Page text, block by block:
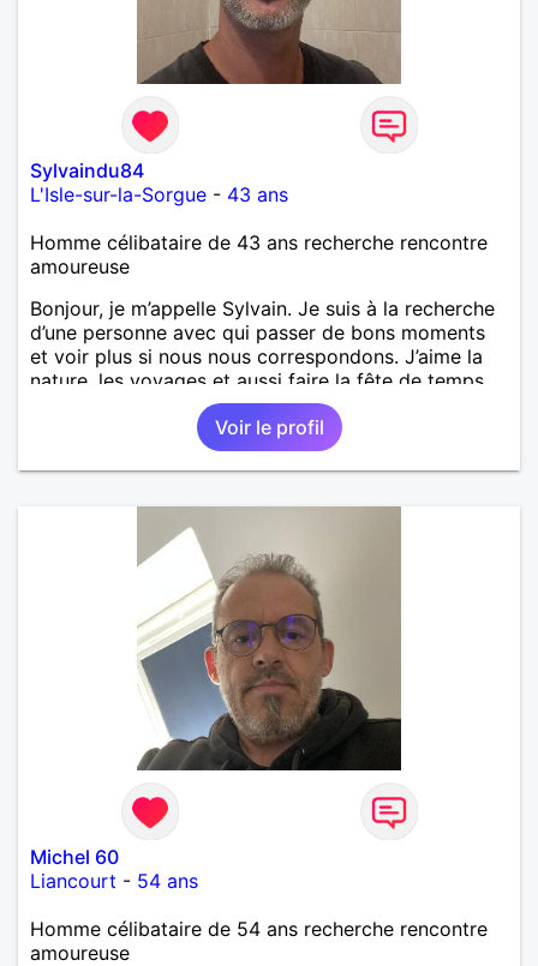
Sylvaindu84
L'Isle-sur-la-Sorgue - 43 ans
Homme célibataire de 43 ans recherche rencontre
amoureuse
Bonjour, je m’appelle Sylvain. Je suis à la recherche
d’une personne avec qui passer de bons moments
et voir plus si nous nous correspondons. J’aime la
nature, les voyages et aussi faire la fête de temps
en temps ;-)Je suis papa d’un petit garçon de 7 ans
dont je m’occupe en garde alternée. J’aime à peu
près tous les styles de musique. (Oui je suis pas
trop fan de Jul). Je fais du sport pour garder la
pense en tout cas 😂)
Voir le profil
Michel 60
Liancourt - 54 ans
Homme célibataire de 54 ans recherche rencontre
amoureuse